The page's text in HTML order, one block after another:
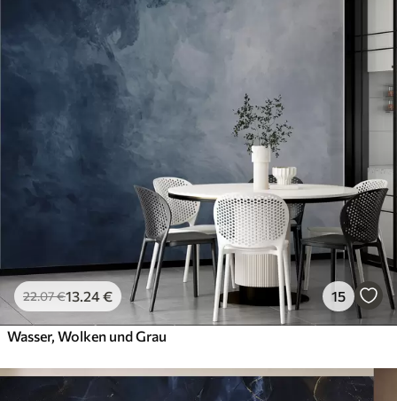
22.07€13 .24€ 15
Wasser, Wolken und Grau